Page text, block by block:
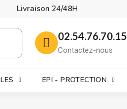
Livraison 24/48H
02.54.76.70.15
Contactez-nous
EPI - PROTECTION